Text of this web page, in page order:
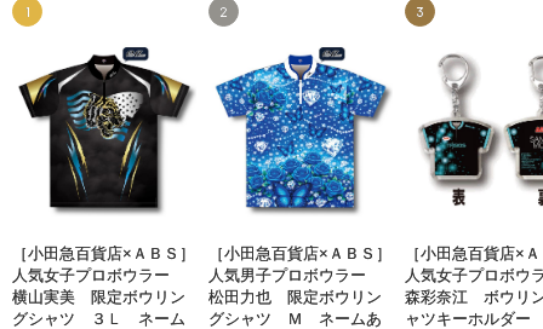
1
［小田急百貨店×ＡＢＳ］
人気女子プロボウラー
横山実美 限定ボウリン
グシャツ ３Ｌ ネーム
2
［小田急百貨店×ＡＢＳ］
人気男子プロボウラー
松田力也 限定ボウリン
グシャツ Ｍ ネームあ
3
［小田急百貨店×
人気女子プロボ
森彩奈江 ボウリ
ャツキーホルダー